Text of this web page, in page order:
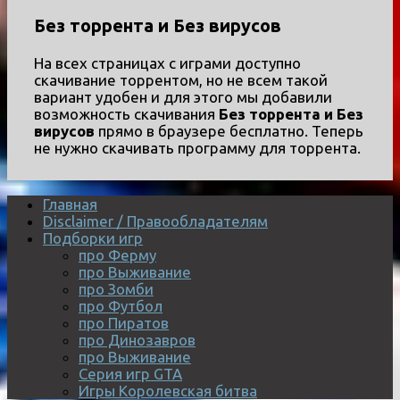
Без торрента и Без вирусов
На всех страницах с играми доступно
скачивание торрентом, но не всем такой
вариант удобен и для этого мы добавили
возможность скачивания Без торрента и Без
вирусов прямо в браузере бесплатно. Теперь
не нужно скачивать программу для торрента.
Главная
Disclaimer / Правообладателям
Подборки игр
про Ферму
про Выживание
про Зомби
про Футбол
про Пиратов
про Динозавров
про Выживание
Серия игр GTA
Игры Королевская битва